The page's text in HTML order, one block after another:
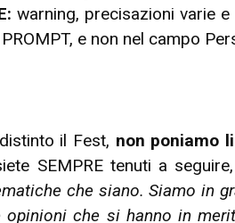
warning, precisazioni varie
e non nel campo
il Fest, non poniamo
SEMPRE tenuti a
che siano. Siamo in
che si hanno in